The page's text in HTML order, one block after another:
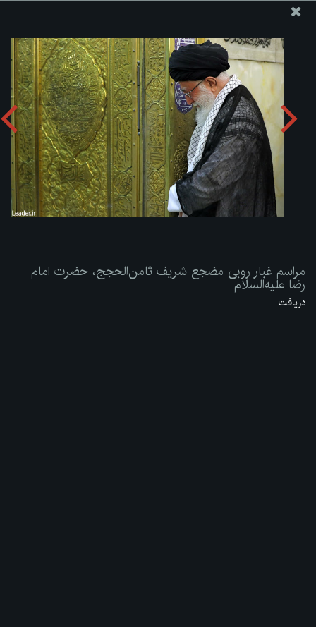
ارسال نامه
وجوهات
مراسم غبار روبی مضجع شریف ثامن‌الحجج، حضرت امام رضا
علیه‌السلام
دریافت آلبوم:zip
مراسم غبار روبی مضجع شریف ثامن‌الحجج، حضرت امام
رضا علیه‌السلام
دریافت